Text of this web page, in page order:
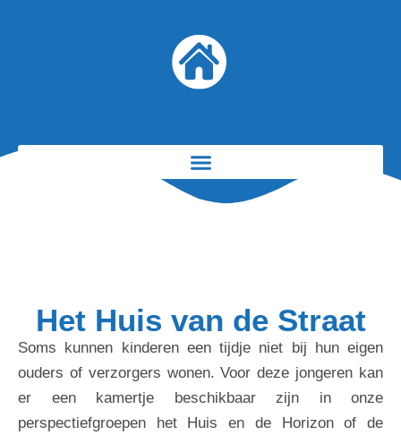
Het Huis van de Straat
Soms kunnen kinderen een tijdje niet bij hun eigen
ouders of verzorgers wonen. Voor deze jongeren kan
er een kamertje beschikbaar zijn in onze
perspectiefgroepen het Huis en de Horizon of de